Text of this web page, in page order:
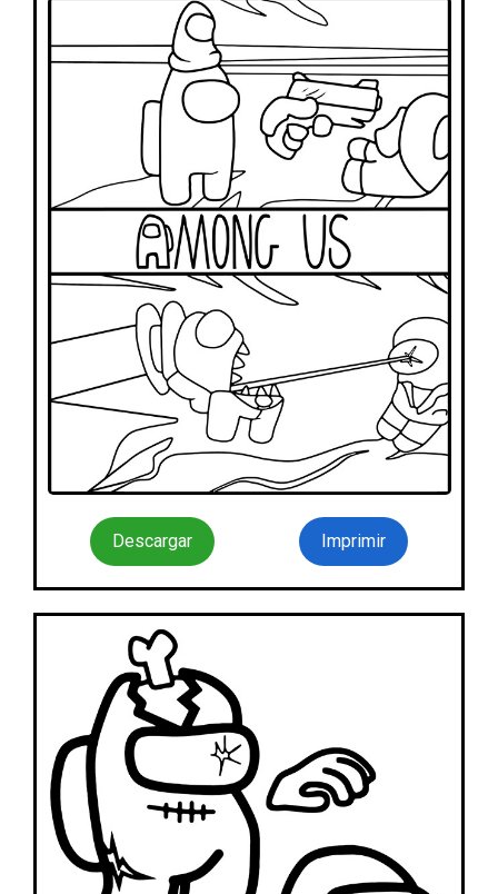
Descargar Imprimir